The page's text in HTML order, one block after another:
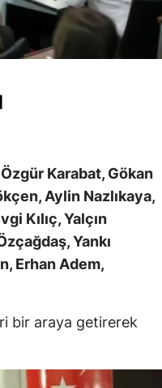
Karabat, Gökan
Aylin Nazlıkaya,
Kılıç, Yalçın
Yankı
Erhan Adem,
bir araya getirerek